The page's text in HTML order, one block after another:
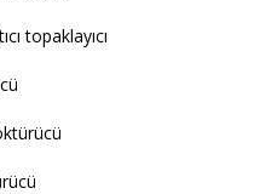
topaklayıcı